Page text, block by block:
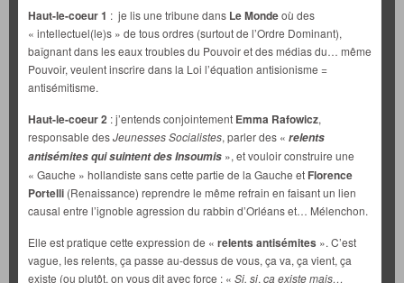
Haut-le-coeur 1 : je lis une tribune dans Le Mondeoù des
« intellectuel(le)s » de tous ordres (surtout de l’Ordre Dominant),
baîgnant dans les eaux troubles du Pouvoir et des médias du… même
Pouvoir, veulent inscrire dans la Loi l’équation antisionisme =
antisémitisme.
Haut-le-coeur 2 : j’entends conjointement Emma Rafowicz,
responsable desJeunesses Socialistes, parler des « relents
antisémites qui suintent des Insoumis », et vouloir construire une
« Gauche » hollandiste sans cette partie de la Gauche et Florence
Portelli (Renaissance) reprendre le même refrain en faisant un lien
causal entre l’ignoble agression du rabbin d’Orléans et… Mélenchon.
Elle est pratique cette expression de « relents antisémites ». C’est
vague, les relents, ça passe au-dessus de vous, ça va, ça vient, ça
existe (ou plutôt, on vous dit avec force : « Si, si, ça existe mais…